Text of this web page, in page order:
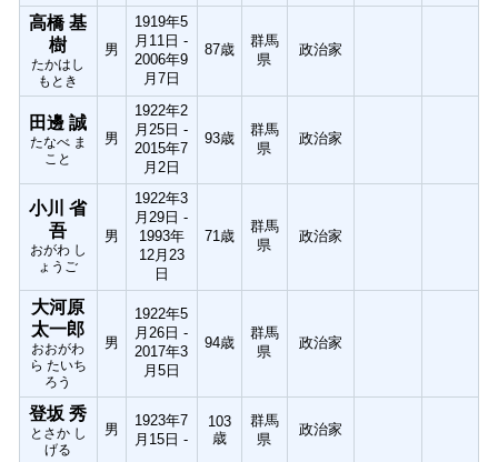
高橋 基
樹
たかはし
もとき
男
1919年5
月11日 -
2006年9
月7日
87歳
群馬
県
政治家
田邊 誠
たなべ ま
こと
男
1922年2
月25日 -
2015年7
月2日
93歳
群馬
県
政治家
小川 省
吾
おがわ し
ょうご
男
1922年3
月29日 -
1993年
12月23
日
71歳
群馬
県
政治家
大河原
太一郎
おおがわ
ら たいち
ろう
男
1922年5
月26日 -
2017年3
月5日
94歳
群馬
県
政治家
登坂 秀
とさか し
げる
男
1923年7
月15日 -
103
歳
群馬
県
政治家